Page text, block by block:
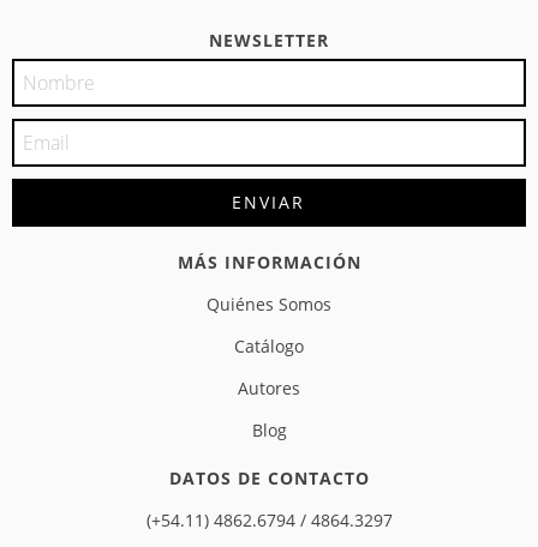
NEWSLETTER
MÁS INFORMACIÓN
Quiénes Somos
Catálogo
Autores
Blog
DATOS DE CONTACTO
(+54.11) 4862.6794 / 4864.3297